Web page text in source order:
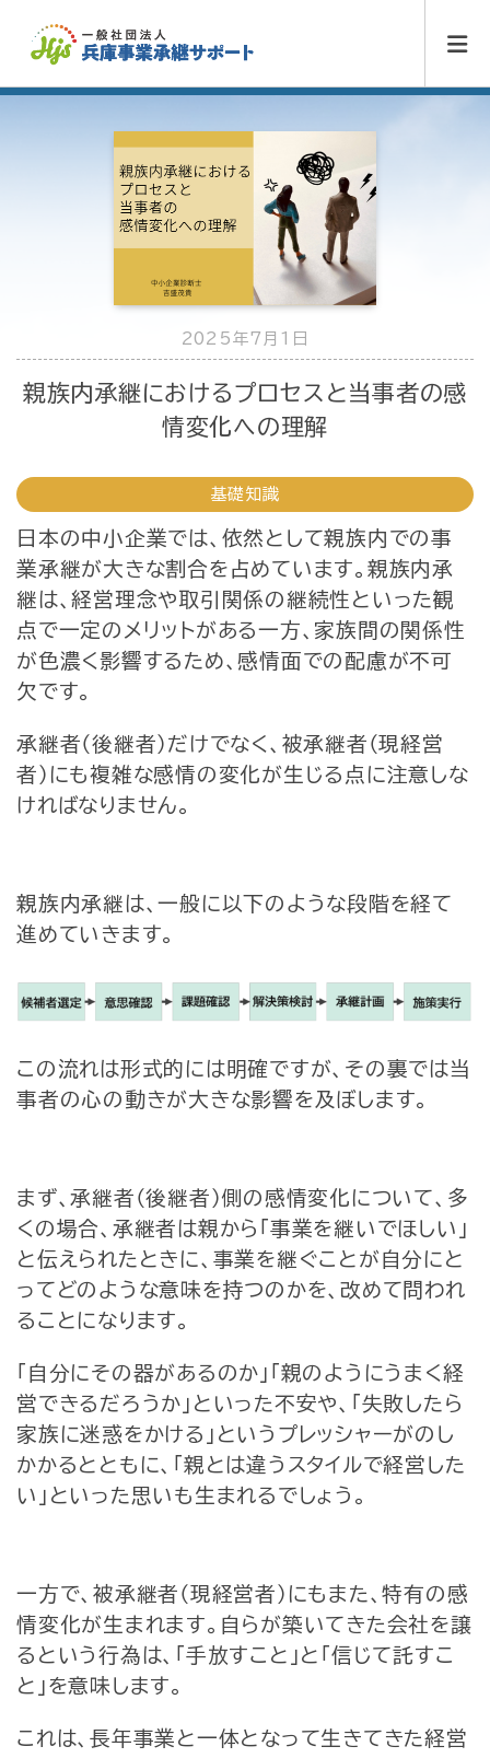
2025年7月1日
親族内承継におけるプロセスと当事者の感
情変化への理解
基礎知識
日本の中小企業では、依然として親族内での事
業承継が大きな割合を占めています。親族内承
継は、経営理念や取引関係の継続性といった観
点で一定のメリットがある一方、家族間の関係性
が色濃く影響するため、感情面での配慮が不可
欠です。
承継者（後継者）だけでなく、被承継者（現経営
者）にも複雑な感情の変化が生じる点に注意しな
ければなりません。
親族内承継は、一般に以下のような段階を経て
進めていきます。
この流れは形式的には明確ですが、その裏では当
事者の心の動きが大きな影響を及ぼします。
まず、承継者（後継者）側の感情変化について、多
くの場合、承継者は親から「事業を継いでほしい」
と伝えられたときに、事業を継ぐことが自分にと
ってどのような意味を持つのかを、改めて問われ
ることになります。
「自分にその器があるのか」「親のようにうまく経
営できるだろうか」といった不安や、「失敗したら
家族に迷惑をかける」というプレッシャーがのし
かかるとともに、「親とは違うスタイルで経営した
い」といった思いも生まれるでしょう。
一方で、被承継者（現経営者）にもまた、特有の感
情変化が生まれます。自らが築いてきた会社を譲
るという行為は、「手放すこと」と「信じて託すこ
と」を意味します。
これは、長年事業と一体となって生きてきた経営